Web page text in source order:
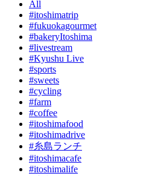
All
#itoshimatrip
#fukuokagourmet
#bakeryItoshima
#livestream
#Kyushu Live
#sports
#sweets
#cycling
#farm
#coffee
#itoshimafood
#itoshimadrive
#糸島ランチ
#itoshimacafe
#itoshimalife